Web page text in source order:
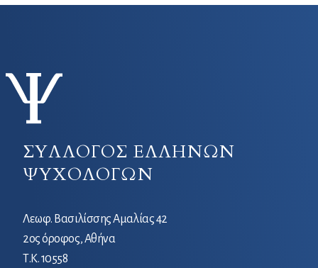
ΣΥΛΛΟΓΟΣ ΕΛΛΗΝΩΝ
ΨΥΧΟΛΟΓΩΝ
Λεωφ. Βασιλίσσης Αμαλίας 42
2ος όροφος, Αθήνα
Τ.Κ. 10558